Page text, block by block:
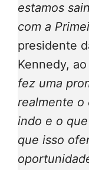
estamos
com a
presidente
Kennedy, ao
fez uma
realmente o
indo e o
que isso